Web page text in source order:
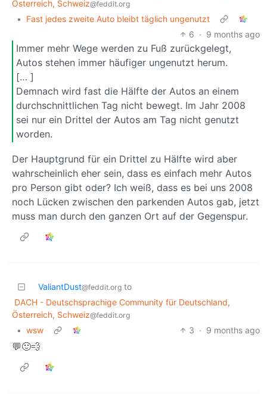
Österreich, Schweiz@feddit.org
•
Fast jedes zweite Auto bleibt täglich ungenutzt
6 · 9 months ago
Immer mehr Wege werden zu Fuß zurückgelegt,
Autos stehen immer häufiger ungenutzt herum.
[… ]
Demnach wird fast die Hälfte der Autos an einem
durchschnittlichen Tag nicht bewegt. Im Jahr 2008
sei nur ein Drittel der Autos am Tag nicht genutzt
worden.
Der Hauptgrund für ein Drittel zu Hälfte wird aber
wahrscheinlich eher sein, dass es einfach mehr Autos
pro Person gibt oder? Ich weiß, dass es bei uns 2008
noch Lücken zwischen den parkenden Autos gab, jetzt
muss man durch den ganzen Ort auf der Gegenspur.
ValiantDust@feddit.org to
DACH - Deutschsprachige Community für Deutschland,
Österreich, Schweiz@feddit.org
• wsw 3 · 9 months ago
💬🙂💨